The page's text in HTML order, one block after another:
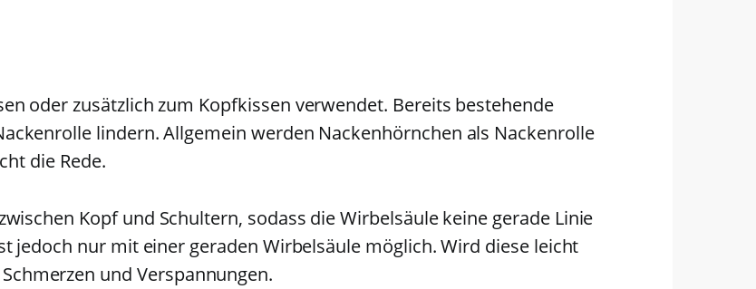
oder zusätzlich zum Kopfkissen verwendet. Bereits bestehende
lindern. Allgemein werden Nackenhörnchen als Nackenrolle
die Rede.
Kopf und Schultern, sodass die Wirbelsäule keine gerade Linie
jedoch nur mit einer geraden Wirbelsäule möglich. Wird diese leicht
und Verspannungen.